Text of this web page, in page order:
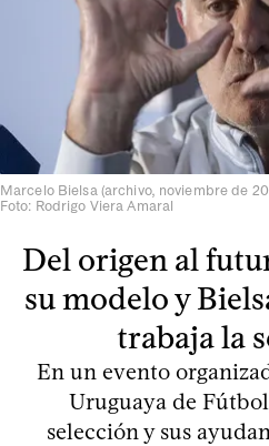
Marcelo Bielsa (archivo, noviembre de
Foto: Rodrigo Viera Amaral
Del origen al
su modelo y
trabaja la
En un evento
Uruguaya de
selección y sus